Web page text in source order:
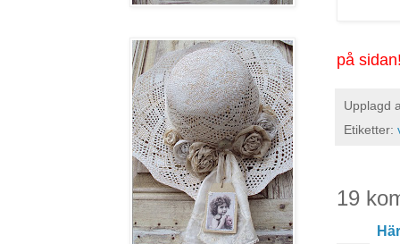
på
Upplagd
Etiketter:
19